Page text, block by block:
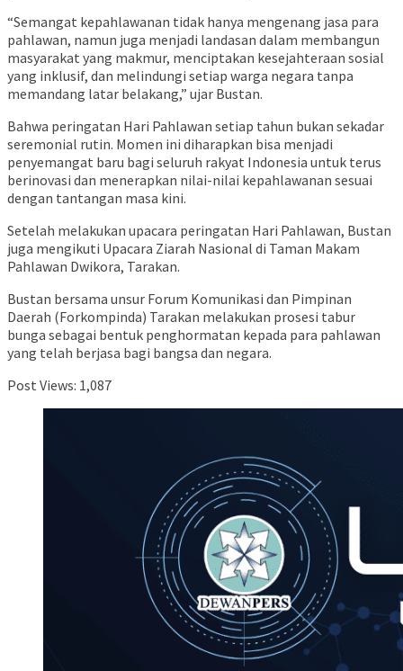
“Semangat kepahlawanan tidak hanya mengenang jasa para
pahlawan, namun juga menjadi landasan dalam membangun
masyarakat yang makmur, menciptakan kesejahteraan sosial
yang inklusif, dan melindungi setiap warga negara tanpa
memandang latar belakang,” ujar Bustan.
Bahwa peringatan Hari Pahlawan setiap tahun bukan sekadar
seremonial rutin. Momen ini diharapkan bisa menjadi
penyemangat baru bagi seluruh rakyat Indonesia untuk terus
berinovasi dan menerapkan nilai-nilai kepahlawanan sesuai
dengan tantangan masa kini.
Setelah melakukan upacara peringatan Hari Pahlawan, Bustan
juga mengikuti Upacara Ziarah Nasional di Taman Makam
Pahlawan Dwikora, Tarakan.
Bustan bersama unsur Forum Komunikasi dan Pimpinan
Daerah (Forkompinda) Tarakan melakukan prosesi tabur
bunga sebagai bentuk penghormatan kepada para pahlawan
yang telah berjasa bagi bangsa dan negara.
Post Views: 1,087